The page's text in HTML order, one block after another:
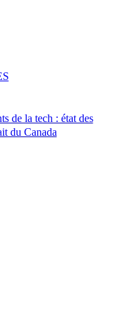
de la tech : état des
du Canada